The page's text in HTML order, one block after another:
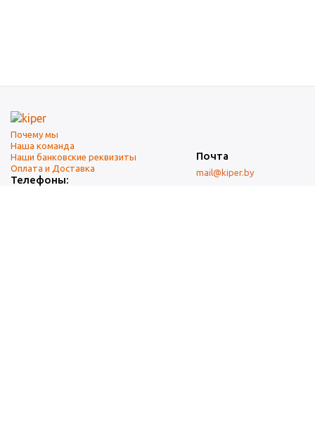
Почему мы
Наша команда
Наши банковские реквизиты
Оплата и Доставка
Телефоны:
Почта
mail@kiper.by